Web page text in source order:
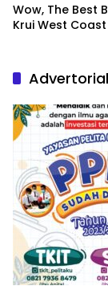
Wow, The Best
Krui West Coast
Advertorial